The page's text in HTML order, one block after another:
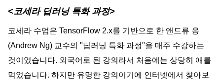
<코세라 딥러닝 특화 과정>
코세라 수업은 TensorFlow 2.x를 기반으로 한 앤드류 응
(Andrew Ng) 교수의 "딥러닝 특화 과정"을 매주 수강하는
것이었습니다. 외국어로 된 강의라서 처음에는 상당히 애를
먹었습니다. 하지만 유명한 강의이기에 인터넷에서 찾아보